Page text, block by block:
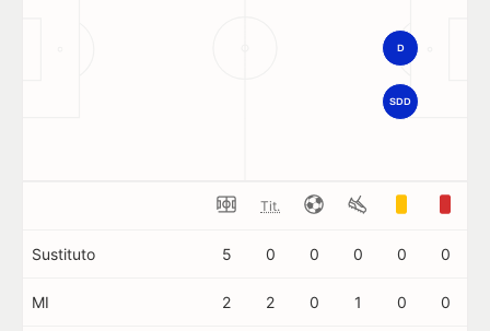
D
SDD
Tit.
Sustituto 5 0 0 0 0 0
MI 2 2 0 1 0 0